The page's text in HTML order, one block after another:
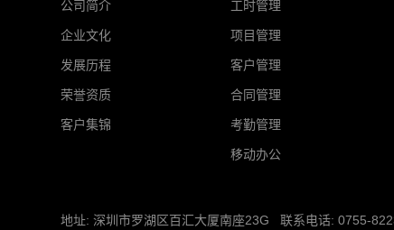
公司简介
企业文化
发展历程
荣誉资质
客户集锦
工时管理
项目管理
客户管理
合同管理
考勤管理
移动办公
地址: 深圳市罗湖区百汇大厦南座23G 联系电话: 0755-